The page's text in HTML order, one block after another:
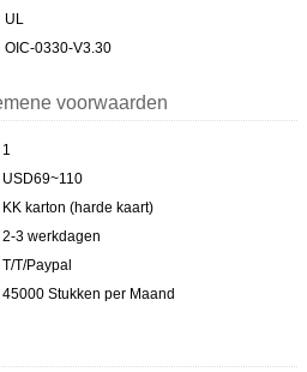
UL
OIC-0330-V3.30
voorwaarden
1
USD69~110
KK karton (harde kaart)
2-3 werkdagen
T/T/Paypal
45000 Stukken per Maand